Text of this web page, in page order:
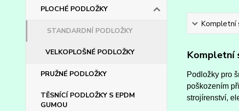
PLOCHÉ PODLOŽKY
STANDARDNÍ PODLOŽKY
VELKOPLOŠNÉ PODLOŽKY
PRUŽNÉ PODLOŽKY
TĚSNÍCÍ PODLOŽKY S EPDM
GUMOU
Kompletní
Kompletní
Podložky pro
poškozením
strojírenství,